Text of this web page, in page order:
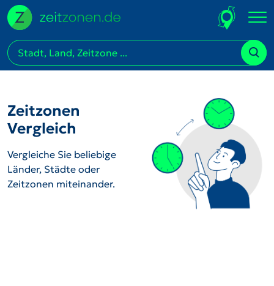
Zeitzonen
Vergleich
Vergleiche Sie beliebige
Länder, Städte oder
Zeitzonen miteinander.